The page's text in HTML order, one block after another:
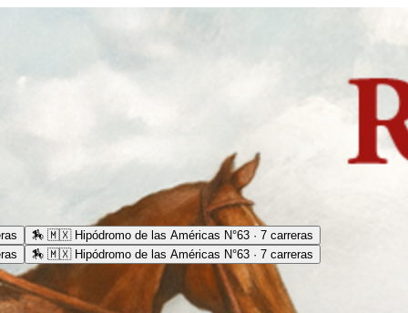
🏇 🇲🇽 Hipódromo de las Américas N°63 · 7 carreras
🏇 🇲🇽 Hipódromo de las Américas N°63 · 7 carreras